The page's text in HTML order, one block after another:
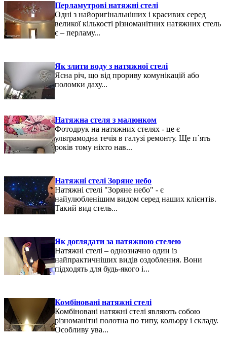
Перламутрові натяжні стелі
Одні з найоригінальніших і красивих серед
великої кількості різноманітних натяжних стель
є – перламу...
Як злити воду з натяжної стелі
Ясна річ, що від прориву комунікацій або
поломки даху...
Натяжна стеля з малюнком
Фотодрук на натяжних стелях - це є
ультрамодна течія в галузі ремонту. Ще п`ять
років тому ніхто нав...
Натяжні стелі Зоряне небо
Натяжні стелі "Зоряне небо" - є
найулюбленішим видом серед наших клієнтів.
Такий вид стель...
Як доглядати за натяжною стелею
Натяжні стелі – однозначно один із
найпрактичніших видів оздоблення. Вони
підходять для будь-якого і...
Комбіновані натяжні стелі
Комбіновані натяжні стелі являють собою
різноманітні полотна по типу, кольору і складу.
Особливу ува...